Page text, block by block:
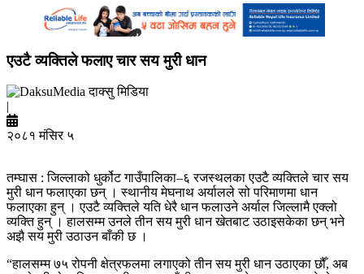
एउटै व्यक्तिले फलाए चार सय मुरी धान
दाक्सु मिडिया
|
२०८१ मंसिर ५
तम्घास : जिल्लाको धुर्कोट गाउँपालिका–६ रजस्थलका एउटै व्यक्तिले चार सय
मुरी धान फलाएका छन् । स्थानीय मेघनाथ अर्यालले सो परिमाणमा धान
फलाएका हुन् । एउटै व्यक्तिले यति धेरै धान फलाउने अर्याल जिल्लामै एक्लो
व्यक्ति हुन् । हालसम्म उनले तीन सय मुरी धान खेतबाट उठाइसकेका छन् भने
अझै सय मुरी उठाउन बाँकी छ ।
“हालसम्म ७५ रोपनी क्षेत्रफलमा लगाएको तीन सय मुरी धान उठाएका छौँ, अब